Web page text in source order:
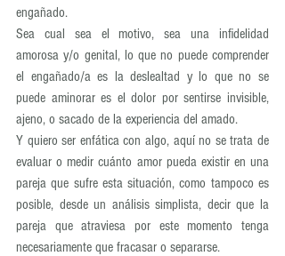
engañado.
Sea cual sea el motivo, sea una infidelidad
amorosa y/o genital, lo que no puede comprender
el engañado/a es la deslealtad y lo que no se
puede aminorar es el dolor por sentirse invisible,
ajeno, o sacado de la experiencia del amado.
Y quiero ser enfática con algo, aquí no se trata de
evaluar o medir cuánto amor pueda existir en una
pareja que sufre esta situación, como tampoco es
posible, desde un análisis simplista, decir que la
pareja que atraviesa por este momento tenga
necesariamente que fracasar o separarse.